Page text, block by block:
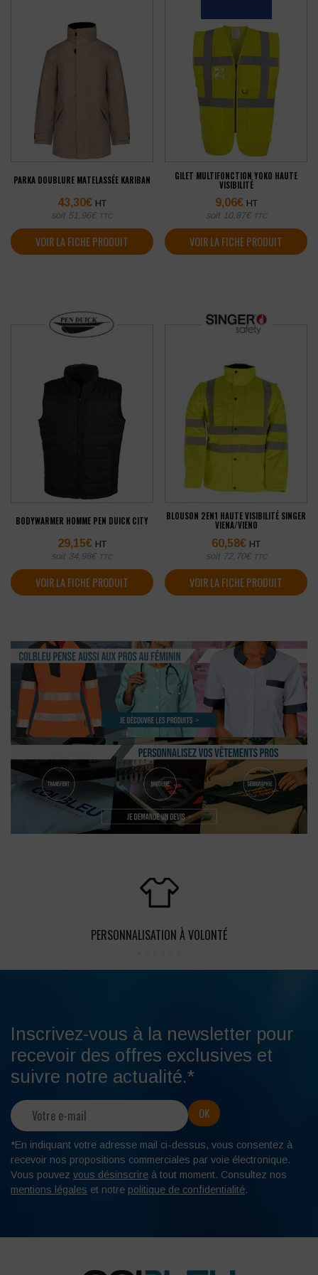
PARKA DOUBLURE MATELASSÉE KARIBAN
43,30€ HT
soit 51,96€ TTC
VOIR LA FICHE PRODUIT
GILET MULTIFONCTION YOKO HAUTE
VISIBILITÉ
9,06€ HT
soit 10,87€ TTC
VOIR LA FICHE PRODUIT
BODYWARMER HOMME PEN DUICK CITY
29,15€ HT
soit 34,98€ TTC
VOIR LA FICHE PRODUIT
BLOUSON 2EN1 HAUTE VISIBILITÉ SINGER
VIENA/VIENO
60,58€ HT
soit 72,70€ TTC
VOIR LA FICHE PRODUIT
PERSONNALISATION À VOLONTÉ
Inscrivez-vous à la newsletter pour
recevoir des offres exclusives et
suivre notre actualité.*
*En indiquant votre adresse mail ci-dessus, vous consentez à
recevoir nos propositions commerciales par voie électronique.
Vous pouvez vous désinscrire à tout moment. Consultez nos
mentions légales et notre politique de confidentialité.